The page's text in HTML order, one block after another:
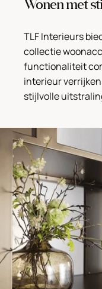
Wonen met
TLF Interieurs
collectie
functionaliteit
interieur
stijlvolle